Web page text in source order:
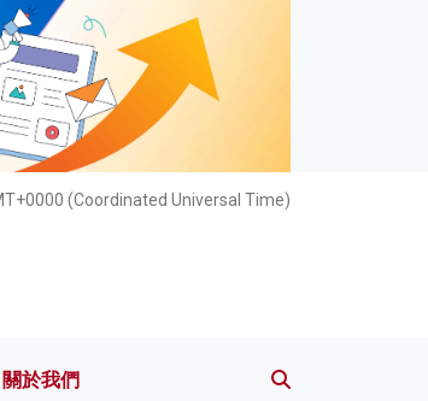
(Coordinated Universal Time)
關於我們
關於我們